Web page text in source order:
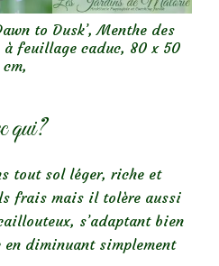
to Dusk’, Menthe des
feuillage caduc, 80 x 50
cm,
qui?
tout sol léger, riche et
frais mais il tolère aussi
s’adaptant bien
en diminuant simplement